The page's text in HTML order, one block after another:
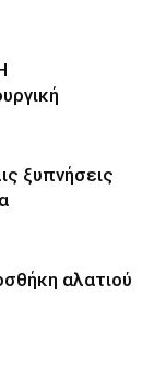
ξυπνήσεις
αλατιού